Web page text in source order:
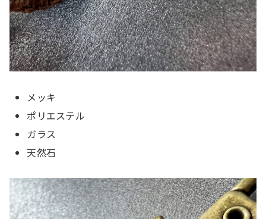
メッキ
ポリエステル
ガラス
天然石